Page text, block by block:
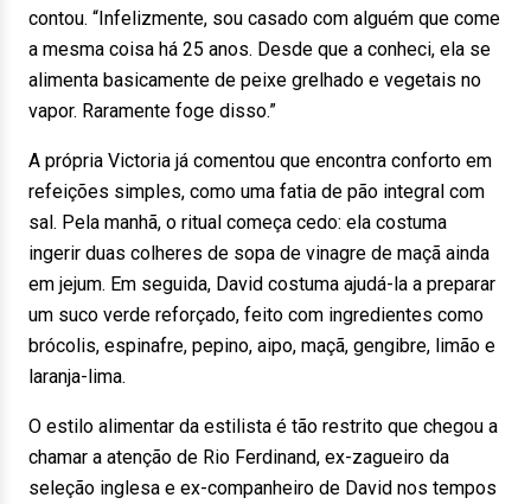
contou. “Infelizmente, sou casado com alguém que come
a mesma coisa há 25 anos. Desde que a conheci, ela se
alimenta basicamente de peixe grelhado e vegetais no
vapor. Raramente foge disso.”
A própria Victoria já comentou que encontra conforto em
refeições simples, como uma fatia de pão integral com
sal. Pela manhã, o ritual começa cedo: ela costuma
ingerir duas colheres de sopa de vinagre de maçã ainda
em jejum. Em seguida, David costuma ajudá-la a preparar
um suco verde reforçado, feito com ingredientes como
brócolis, espinafre, pepino, aipo, maçã, gengibre, limão e
laranja-lima.
O estilo alimentar da estilista é tão restrito que chegou a
chamar a atenção de Rio Ferdinand, ex-zagueiro da
seleção inglesa e ex-companheiro de David nos tempos